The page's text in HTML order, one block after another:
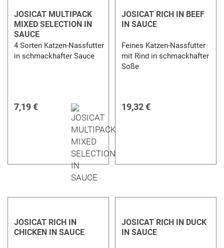
JOSICAT MULTIPACK
MIXED SELECTION IN
SAUCE
4 Sorten Katzen-Nassfutter
in schmackhafter Sauce
7,19 €
JOSICAT RICH IN BEEF
IN SAUCE
Feines Katzen-Nassfutter
mit Rind in schmackhafter
Soße
19,32 €
JOSICAT RICH IN
CHICKEN IN SAUCE
JOSICAT RICH IN DUCK
IN SAUCE